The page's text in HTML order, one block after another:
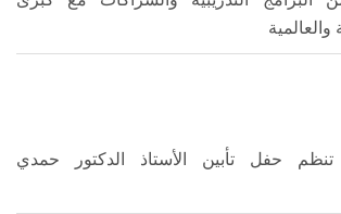
حفل تأبين الأستاذ الدكتور حمدي